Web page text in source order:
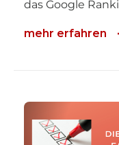
das Google
mehr erfahren